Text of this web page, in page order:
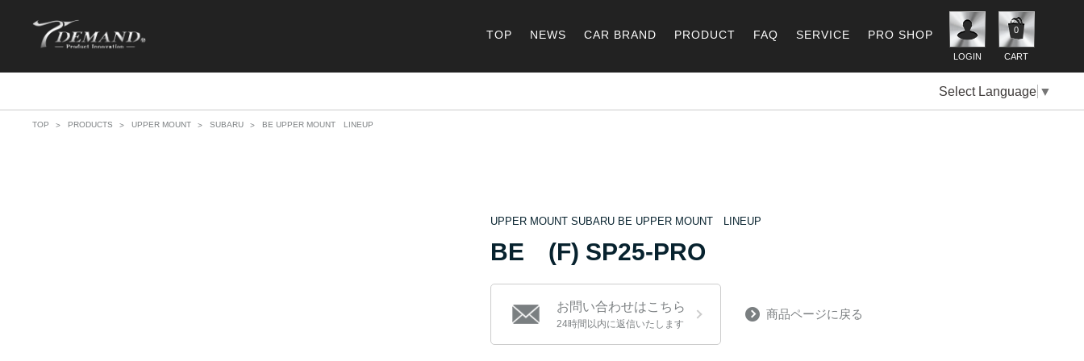
LOGIN
0
CART
TOP NEWS CAR BRAND PRODUCT FAQ SERVICE PRO SHOP
Select Language ▼
TOP PRODUCTS UPPER MOUNT SUBARU BE UPPER MOUNT LINEUP
UPPER MOUNT SUBARU BE UPPER MOUNT LINEUP
BE (F) SP25-PRO
お問い合わせはこちら
24時間以内に返信いたします
商品ページに戻る